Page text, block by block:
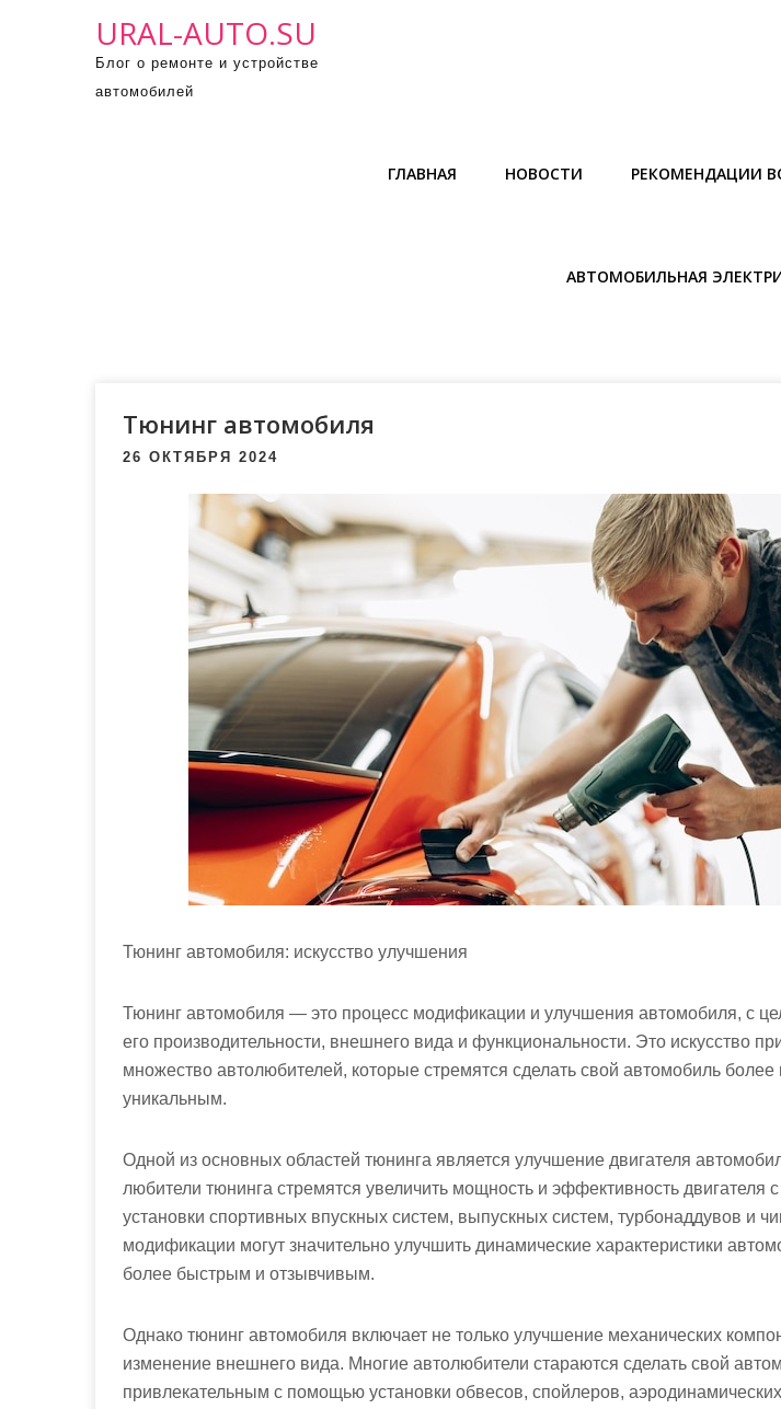
URAL-AUTO.SU
Блог о ремонте и устройстве
автомобилей
ГЛАВНАЯ НОВОСТИ РЕКОМЕНДАЦИИ
АВТОМОБИЛЬНАЯ
Тюнинг автомобиля
26 ОКТЯБРЯ 2024
Тюнинг автомобиля: искусство улучшения
Тюнинг автомобиля — это процесс модификации и улучшения автомобиля, с
его производительности, внешнего вида и функциональности. Это искусство
множество автолюбителей, которые стремятся сделать свой автомобиль
уникальным.
Одной из основных областей тюнинга является улучшение двигателя
любители тюнинга стремятся увеличить мощность и эффективность двигателя
установки спортивных впускных систем, выпускных систем, турбонаддувов и
модификации могут значительно улучшить динамические характеристики
более быстрым и отзывчивым.
Однако тюнинг автомобиля включает не только улучшение механических
изменение внешнего вида. Многие автолюбители стараются сделать свой
привлекательным с помощью установки обвесов, спойлеров,